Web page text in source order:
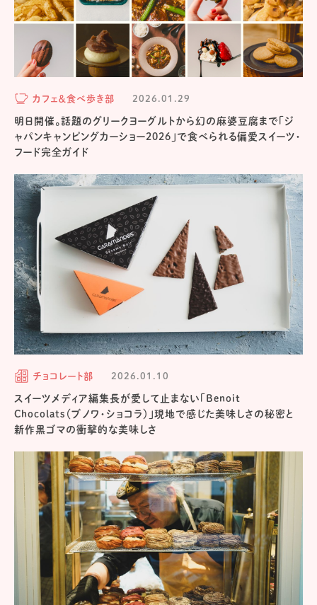
カフェ＆食べ歩き部 2026.01.29
明日開催。話題のグリークヨーグルトから幻の麻婆豆腐まで「ジ
ャパンキャンピングカーショー2026」で食べられる偏愛スイーツ・
フード完全ガイド
チョコレート部 2026.01.10
スイーツメディア編集長が愛して止まない「Benoit
Chocolats（ブノワ・ショコラ）」現地で感じた美味しさの秘密と
新作黒ゴマの衝撃的な美味しさ